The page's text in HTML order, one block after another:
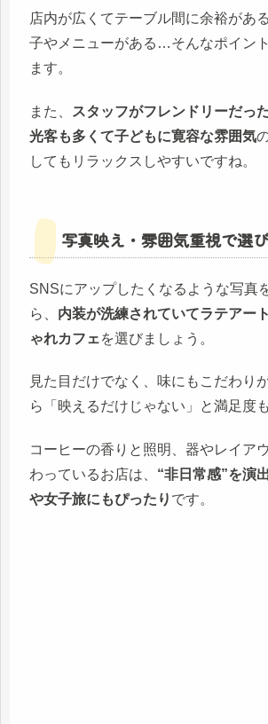
店内が広くてテーブル間に余裕があ
子やメニューがある…そんなポイン
ます。
また、
スタッフがフレンドリーだっ
光客も多くて子どもに寛容な雰囲気
してもリラックスしやすいですね。
写真映え・雰囲気重視で選
SNSにアップしたくなるような写真
ら、 内装が洗練されていてラテアー
ゃれカフェを選びましょう。
見た目だけでなく、味にもこだわり
ら「映えるだけじゃない」と満足度も
コーヒーの香りと照明、器やレイア
わっているお店は、 “非日常感”を演
や女子旅にもぴったり です。